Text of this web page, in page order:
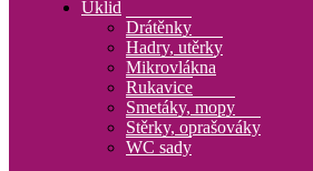
Úklid
Drátěnky
Hadry, utěrky
Mikrovlákna
Rukavice
Smetáky, mopy
Stěrky, oprašováky
WC sady